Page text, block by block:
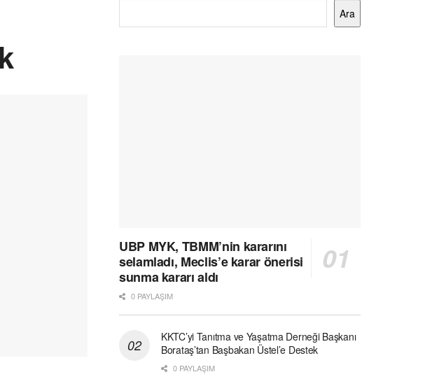
Ara
UBP MYK, TBMM’nin kararını
selamladı, Meclis’e karar önerisi
sunma kararı aldı
0 PAYLAŞIM
KKTC’yi Tanıtma ve Yaşatma Derneği Başkanı
Borataş’tan Başbakan Üstel’e Destek
0 PAYLAŞIM